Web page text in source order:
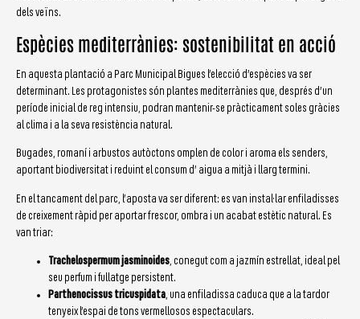
dels veïns.
Espècies mediterrànies: sostenibilitat en acció
En aquesta plantació a Parc Municipal Bigues l’elecció d’espècies va ser
determinant. Les protagonistes són plantes mediterrànies que, després d’un
període inicial de reg intensiu, podran mantenir-se pràcticament soles gràcies
al clima i a la seva resistència natural.
Bugades, romaní i arbustos autòctons omplen de color i aroma els senders,
aportant biodiversitat i reduint el consum d’ aigua a mitjà i llarg termini.
En el tancament del parc, l’aposta va ser diferent: es van instal·lar enfiladisses
de creixement ràpid per aportar frescor, ombra i un acabat estètic natural. Es
van triar:
Trachelospermum jasminoides, conegut com a jazmín estrellat, ideal pel
seu perfum i fullatge persistent.
Parthenocissus tricuspidata, una enfiladissa caduca que a la tardor
tenyeix l’espai de tons vermellosos espectaculars.